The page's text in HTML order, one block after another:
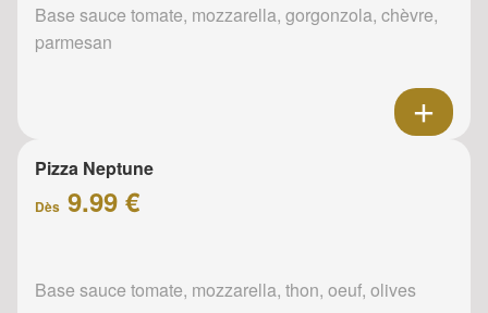
Base sauce tomate, mozzarella, gorgonzola, chèvre,
parmesan
Pizza Neptune
Dès 9.99 €
Base sauce tomate, mozzarella, thon, oeuf, olives